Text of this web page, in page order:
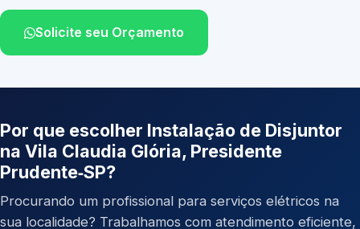
Solicite seu Orçamento
Por que escolher Instalação de Disjuntor
na Vila Claudia Glória, Presidente
Prudente‑SP?
Procurando um profissional para serviços elétricos na
sua localidade? Trabalhamos com atendimento eficiente,